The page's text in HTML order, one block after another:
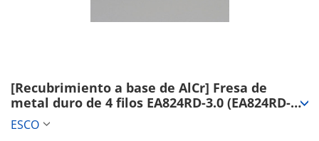
[Recubrimiento a base de AlCr] Fresa de
metal duro de 4 filos EA824RD-3.0 (EA824RD-
3.0)
ESCO